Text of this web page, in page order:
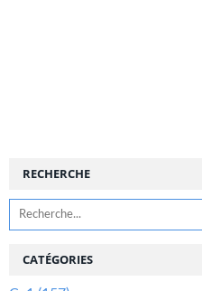
RECHERCHE
CATÉGORIES